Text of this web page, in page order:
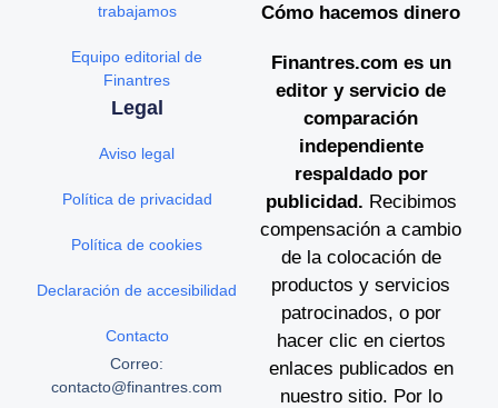
Cómo hacemos dinero
Finantres.com es un
editor y servicio de
comparación
independiente
respaldado por
publicidad. Recibimos
compensación a cambio
de la colocación de
productos y servicios
patrocinados, o por
hacer clic en ciertos
enlaces publicados en
nuestro sitio. Por lo
trabajamos
Equipo editorial de
Finantres
Legal
Aviso legal
Política de privacidad
Política de cookies
Declaración de accesibilidad
Contacto
Correo:
contacto@finantres.com